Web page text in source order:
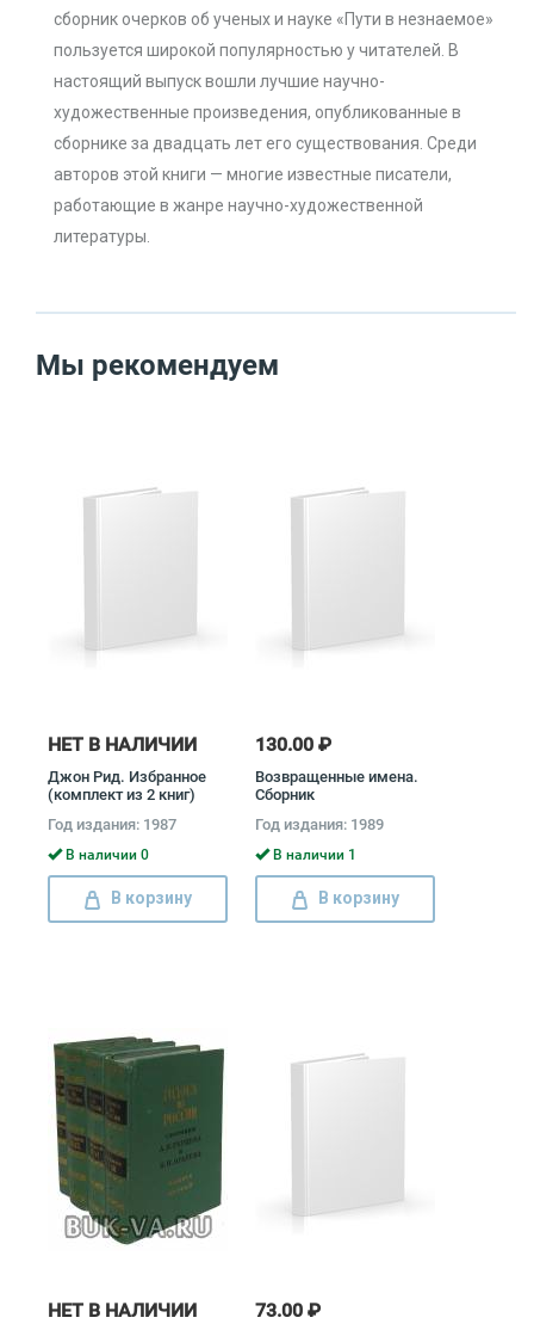
сборник очерков об ученых и науке «Пути в незнаемое»
пользуется широкой популярностью у читателей. В
настоящий выпуск вошли лучшие научно-
художественные произведения, опубликованные в
сборнике за двадцать лет его существования. Среди
авторов этой книги — многие известные писатели,
работающие в жанре научно-художественной
литературы.
Мы рекомендуем
НЕТ В НАЛИЧИИ
Джон Рид. Избранное
(комплект из 2 книг)
Год издания: 1987
В наличии 0
В корзину
130.00 ₽
Возвращенные имена.
Сборник
статей (комплект из 2
книг)
Год издания: 1989
В наличии 1
В корзину
НЕТ В НАЛИЧИИ 73.00 ₽